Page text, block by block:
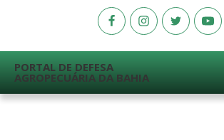
PORTAL DE DEFESA
AGROPECUÁRIA DA BAHIA